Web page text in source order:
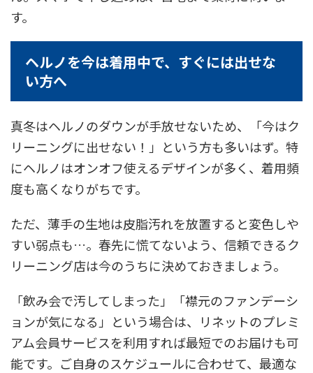
す。
ヘルノを今は着用中で、すぐには出せな
い方へ
真冬はヘルノのダウンが手放せないため、「今はク
リーニングに出せない！」という方も多いはず。特
にヘルノはオンオフ使えるデザインが多く、着用頻
度も高くなりがちです。
ただ、薄手の生地は皮脂汚れを放置すると変色しや
すい弱点も…。春先に慌てないよう、信頼できるク
リーニング店は今のうちに決めておきましょう。
「飲み会で汚してしまった」「襟元のファンデーシ
ョンが気になる」という場合は、リネットのプレミ
アム会員サービスを利用すれば最短でのお届けも可
能です。ご自身のスケジュールに合わせて、最適な